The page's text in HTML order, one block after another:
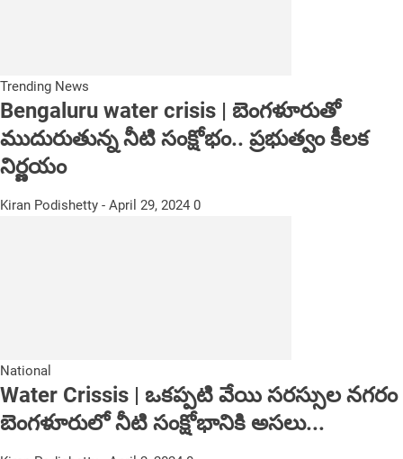
Trending News
Bengaluru water crisis | బెంగ‌ళూరుతో
ముదురుతున్న నీటి సంక్షోభం.. ప్ర‌భుత్వం కీల‌క
నిర్ణ‌యం
Kiran Podishetty - April 29, 2024 0
National
Water Crissis | ఒకప్పటి వేయి సరస్సుల నగరం
బెంగళూరులో నీటి సంక్షోభానికి అసలు...